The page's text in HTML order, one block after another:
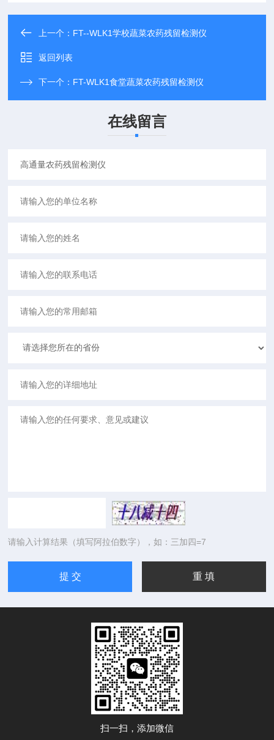
上一个： FT--WLK1学校蔬菜农药残留检测仪
返回列表
下一个： FT-WLK1食堂蔬菜农药残留检测仪
在线留言
请输入计算结果（填写阿拉伯数字），如：三加四=7
扫一扫，添加微信